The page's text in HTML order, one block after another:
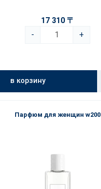
17 310 〒
-
+
в корзину
Парфюм для женщин w200